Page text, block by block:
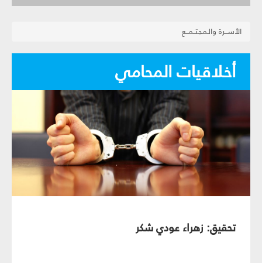
الأســرة والـمجتــمــع
أخلاقيات المحامي
تحقيق: زهراء عودي شكر